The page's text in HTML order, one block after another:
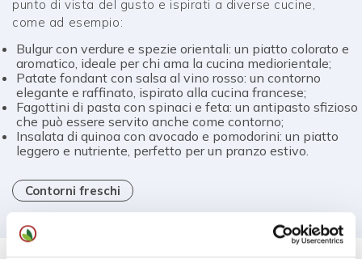
punto di vista del gusto e ispirati a diverse cucine,
come ad esempio:
Bulgur con verdure e spezie orientali: un piatto colorato e
aromatico, ideale per chi ama la cucina mediorientale;
Patate fondant con salsa al vino rosso: un contorno
elegante e raffinato, ispirato alla cucina francese;
Fagottini di pasta con spinaci e feta: un antipasto sfizioso
che può essere servito anche come contorno;
Insalata di quinoa con avocado e pomodorini: un piatto
leggero e nutriente, perfetto per un pranzo estivo.
Contorni freschi